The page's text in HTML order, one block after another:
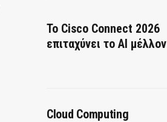
Το Cisco Connect 2026
επιταχύνει το AI μέλλον
Cloud Computing